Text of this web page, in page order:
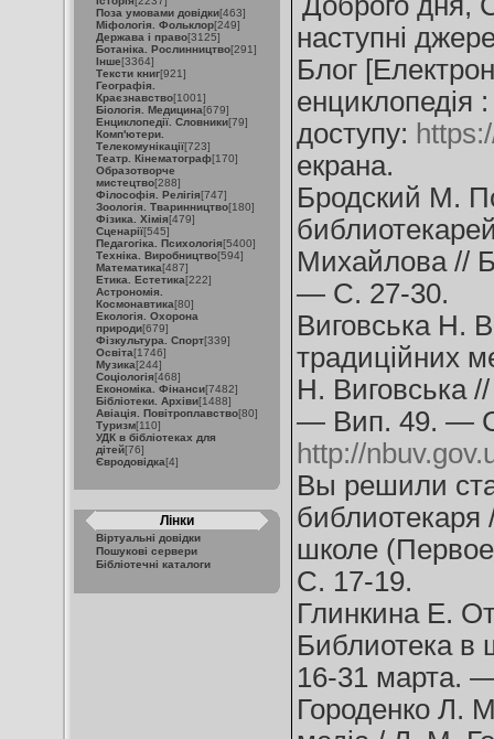
Поза умовами довідки[463]
Міфологія. Фольклор[249]
Держава і право[3125]
Ботаніка. Рослинництво[291]
Інше[3364]
Тексти книг[921]
Географія.
Краєзнавство[1001]
Біологія. Медицина[679]
Енциклопедії. Словники[79]
Комп'ютери.
Телекомунікації[723]
Театр. Кінематограф[170]
Образотворче
мистецтво[288]
Філософія. Релігія[747]
Зоологія. Тваринництво[180]
Фізика. Хімія[479]
Сценарії[545]
Педагогіка. Психологія[5400]
Техніка. Виробництво[594]
Математика[487]
Етика. Естетика[222]
Астрономія.
Космонавтика[80]
Екологія. Охорона
природи[679]
Фізкультура. Спорт[339]
Освіта[1746]
Музика[244]
Соціологія[468]
Економіка. Фінанси[7482]
Бібліотеки. Архіви[1488]
Авіація. Повітроплавство[80]
Туризм[110]
УДК в бібліотеках для
дітей[76]
Євродовідка[4]
Лінки
Віртуальні довідки
Пошукові сервери
Бібліотечні каталоги
наступні
Блог
доступу:
екрана.
Бродский М.
Михайлова //
— С. 27-30.
Виговська Н.
традиційних
Н. Виговська
— Вип. 49. —
http://
Вы решили
школе
С. 17-19.
Глинкина Е.
Библиотека
16-31 марта.
Городенко Л.